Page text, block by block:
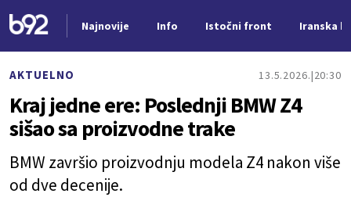
Najnovije Info Istočni front Iranska
AKTUELNO 13.5.2026. 20:30
Kraj jedne ere: Poslednji BMW Z4
sišao sa proizvodne trake
BMW završio proizvodnju modela Z4 nakon više
od dve decenije.